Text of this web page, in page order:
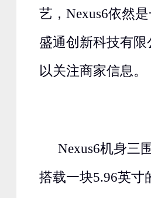
艺，Nexus6依然
盛通创新科技有
以关注商家信息。
Nexus6机身三
搭载一块5.96英寸